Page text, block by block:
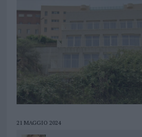
21 MAGGIO 2024